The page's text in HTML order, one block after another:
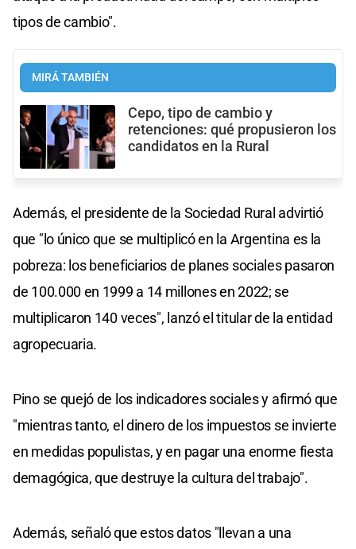
tipos de cambio".
MIRÁ TAMBIÉN
Cepo, tipo de cambio y
retenciones: qué propusieron los
candidatos en la Rural
Además, el presidente de la Sociedad Rural advirtió
que "lo único que se multiplicó en la Argentina es la
pobreza: los beneficiarios de planes sociales pasaron
de 100.000 en 1999 a 14 millones en 2022; se
multiplicaron 140 veces", lanzó el titular de la entidad
agropecuaria.
Pino se quejó de los indicadores sociales y afirmó que
"mientras tanto, el dinero de los impuestos se invierte
en medidas populistas, y en pagar una enorme fiesta
demagógica, que destruye la cultura del trabajo".
Además, señaló que estos datos "llevan a una